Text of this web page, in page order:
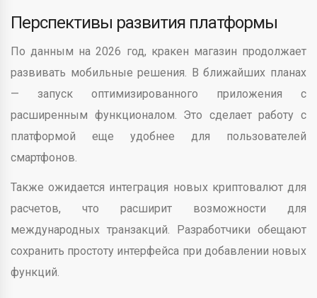
Перспективы развития платформы
По данным на 2026 год, кракен магазин продолжает
развивать мобильные решения. В ближайших планах
— запуск оптимизированного приложения с
расширенным функционалом. Это сделает работу с
платформой еще удобнее для пользователей
смартфонов.
Также ожидается интеграция новых криптовалют для
расчетов, что расширит возможности для
международных транзакций. Разработчики обещают
сохранить простоту интерфейса при добавлении новых
функций.